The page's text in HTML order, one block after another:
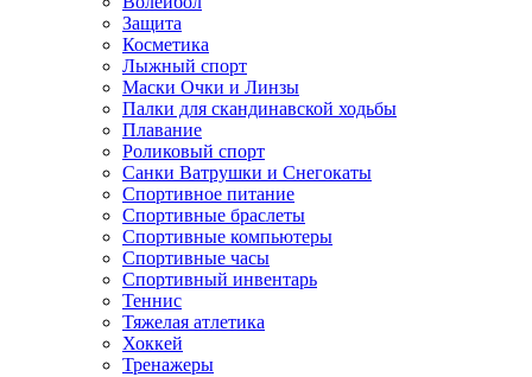
Защита
Косметика
Лыжный спорт
Маски Очки и Линзы
Палки для скандинавской ходьбы
Плавание
Роликовый спорт
Санки Ватрушки и Снегокаты
Спортивное питание
Спортивные браслеты
Спортивные компьютеры
Спортивные часы
Спортивный инвентарь
Теннис
Тяжелая атлетика
Хоккей
Тренажеры